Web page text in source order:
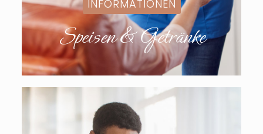
INFORMATIONEN
Speisen & Getränke